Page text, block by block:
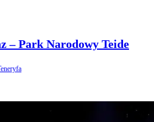
– Park Narodowy Teide